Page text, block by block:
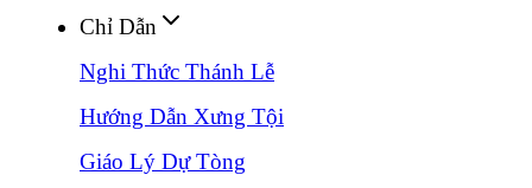
Chỉ Dẫn
Nghi Thức Thánh Lễ
Hướng Dẫn Xưng Tội
Giáo Lý Dự Tòng